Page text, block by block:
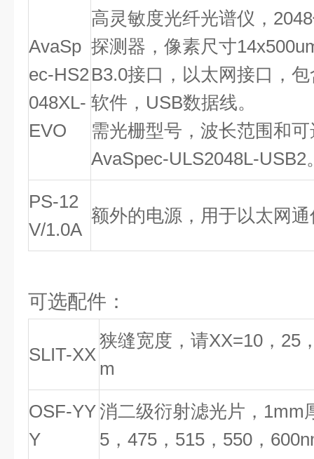
AvaSp
ec-HS2
048XL-
EVO
高灵敏度光纤光谱仪，
探测器，像素尺寸
B3.0接口，以太网接口，
软件，USB数据线。
需光栅型号，波长范围和
AvaSpec-ULS2048L-USB2
PS-12
V/1.0A
额外的电源，用于以太网
可选配件：
SLIT-XX
狭缝宽度，请XX=10，25
m
OSF-YY
Y
消二级衍射滤光片，1mm
5，475，515，550，